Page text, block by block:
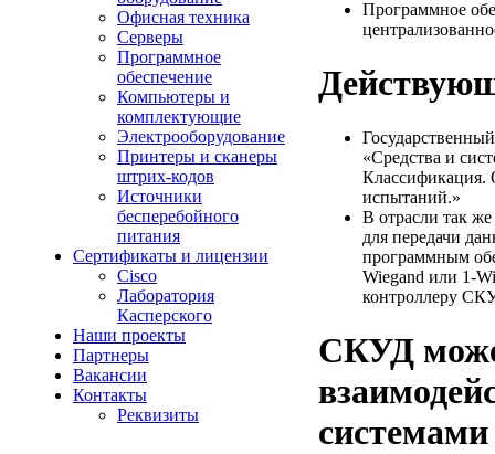
Офисная техника
Серверы
Программное
обеспечение
Компьютеры и
комплектующие
Электрооборудование
Принтеры и сканеры
штрих-кодов
Источники
бесперебойного
питания
Сертификаты и лицензии
Cisco
Лаборатория
Касперского
Наши проекты
Партнеры
Вакансии
Контакты
Реквизиты
Программное
«Средства и
Классификация.
испытаний.»
В отрасли так
для передачи
программным
Wiegand или 1-
контроллеру
СКУД